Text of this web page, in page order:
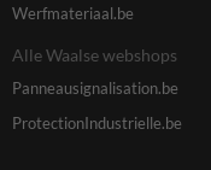
Werfmateriaal.be
Alle Waalse webshops
Panneausignalisation.be
ProtectionIndustrielle.be